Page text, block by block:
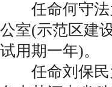
任命何守法
公室(示范区建
试用期一年)。
任命刘保民